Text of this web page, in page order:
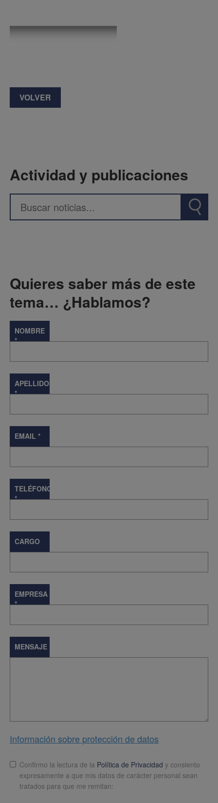
VOLVER
Actividad y publicaciones
Quieres saber más de este
tema… ¿Hablamos?
NOMBRE
*
APELLIDOS
*
EMAIL *
TELÉFONO
*
CARGO
EMPRESA
*
MENSAJE
Información sobre protección de datos
LopdConfirmo la lectura de la Política de Privacidad y consiento
expresamente a que mis datos de carácter personal sean
tratados para que me remitan: